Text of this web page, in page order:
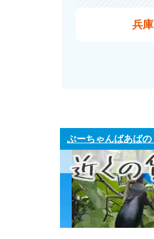
兵
ぶーちゃんばあば